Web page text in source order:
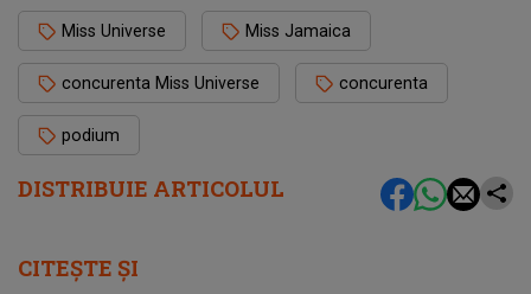
DISTRIBUIE ARTICOLUL
Miss Universe Miss Jamaica
concurenta Miss Universe concurenta
podium
CITEȘTE ȘI